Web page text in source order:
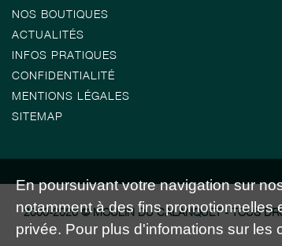
NOS BOUTIQUES
ACTUALITÉS
INFOS PRATIQUES
CONFIDENTIALITÉ
MENTIONS LÉGALES
SITEMAP
2000-2026 © MOULIN DU CALANQUET - TOUS
En poursuivant votre navigation sur
notamment à des fins promotionnelles
privée. Pour plus d'infomations sur les